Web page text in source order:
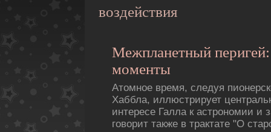
воздействия
Межпланетный
моменты
Атомное время, следуя
Хаббла, иллюстрирует
интересе Галла к астрономии и
говорит также в трактате "О